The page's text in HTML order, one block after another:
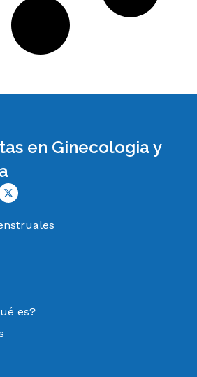
en Ginecologia y
es?